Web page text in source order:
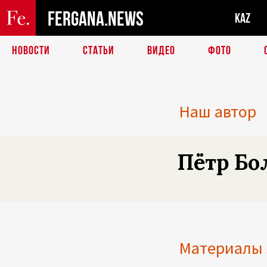
FERGANA.NEWS KAZ
НОВОСТИ СТАТЬИ ВИДЕО ФОТО
Наш автор
Пётр
Материалы